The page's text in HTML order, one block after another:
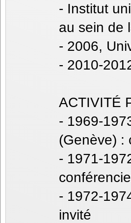
- Institut
au sein de
- 2006,
- 2010-
ACTIVITÉ
- 1969-
(Genève) :
- 1971-
- 1972-
invité